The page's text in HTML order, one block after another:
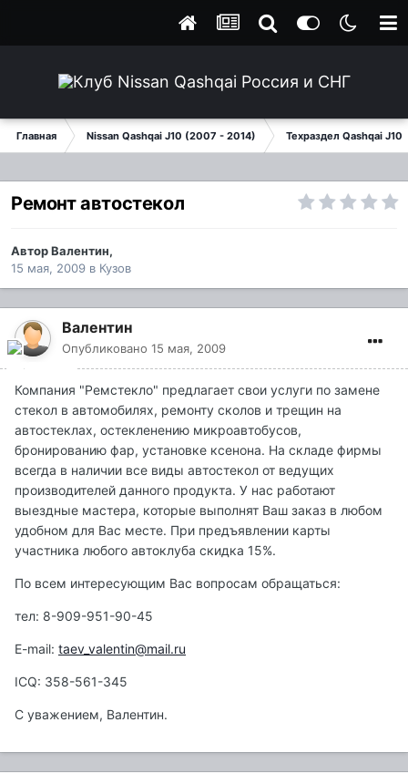
Главная Nissan Qashqai J10 (2007 - 2014) Техраздел Qashqai J10
Ремонт автостекол
АвторВалентин,
15 мая, 2009 в Кузов
Валентин
Опубликовано 15 мая, 2009
Компания "Ремстекло" предлагает свои услуги по замене
стекол в автомобилях, ремонту сколов и трещин на
автостеклах, остекленению микроавтобусов,
бронированию фар, установке ксенона. На складе фирмы
всегда в наличии все виды автостекол от ведущих
производителей данного продукта. У нас работают
выездные мастера, которые выполнят Ваш заказ в любом
удобном для Вас месте. При предъявлении карты
участника любого автоклуба скидка 15%.
По всем интересующим Вас вопросам обращаться:
тел: 8-909-951-90-45
E-mail: taev_valentin@mail.ru
ICQ: 358-561-345
С уважением, Валентин.